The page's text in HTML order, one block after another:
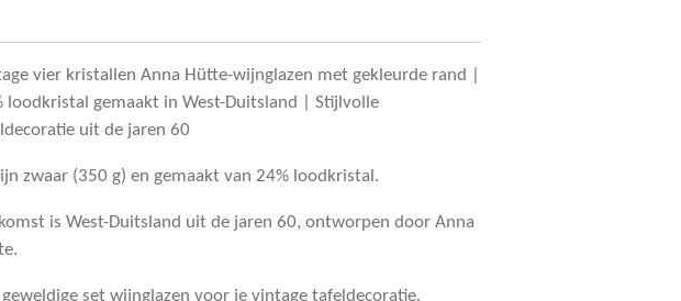
vier kristallen Anna Hütte-wijnglazen met gekleurde rand |
loodkristal gemaakt in West-Duitsland | Stijlvolle
uit de jaren 60
zwaar (350 g) en gemaakt van 24% loodkristal.
is West-Duitsland uit de jaren 60, ontworpen door Anna
geweldige set wijnglazen voor je vintage tafeldecoratie.